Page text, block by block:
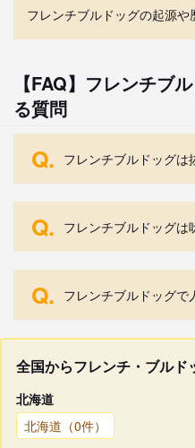
フレンチブルドッグの起源や
【FAQ】フレンチブ
る質問
Q. フレンチブルドッグは
Q. フレンチブルドッグは
Q. フレンチブルドッグで
全国からフレンチ・ブルド
北海道
北海道（0件）